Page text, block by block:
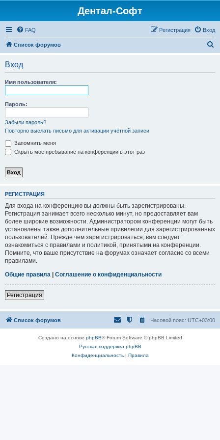
Дентал-Софт
FAQ Вход
Регистрация
Список форумов
Вход
Имя пользователя:
Пароль:
Забыли пароль?
Повторно выслать письмо для активации учётной записи
Запомнить меня
Скрыть моё пребывание на конференции в этот раз
РЕГИСТРАЦИЯ
Для входа на конференцию вы должны быть зарегистрированы.
Регистрация занимает всего несколько минут, но предоставляет вам
более широкие возможности. Администратором конференции могут быть
установлены также дополнительные привилегии для зарегистрированных
пользователей. Прежде чем зарегистрироваться, вам следует
ознакомиться с правилами и политикой, принятыми на конференции.
Помните, что ваше присутствие на форумах означает согласие со всеми
правилами.
Общие правила | Соглашение о конфиденциальности
Регистрация
Список форумов Часовой пояс: UTC+03:00
Создано на основе phpBB® Forum Software © phpBB Limited
Русская поддержка phpBB
Конфиденциальность| Правила